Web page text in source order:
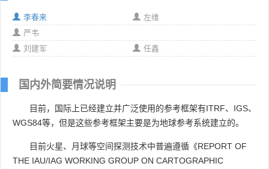
李春来
左维
严韦
刘建军
任鑫
国内外简要情况说明
目前，国际上已经建立并广泛使用的参考框架有ITRF、IGS、
WGS84等，但是这些参考框架主要是为地球参考系统建立的。
目前火星、月球等空间探测技术中普遍遵循《REPORT OF
THE IAU/IAG WORKING GROUP ON CARTOGRAPHIC